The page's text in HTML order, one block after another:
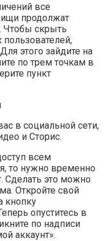
все
продолжат
Чтобы скрыть
этого зайдите на
по трем точкам в
пункт
в социальной сети,
и Сторис.
всем
то нужно временно
Сделать это можно
Откройте свой
кнопку
опуститесь в
по надписи
аккаунт».